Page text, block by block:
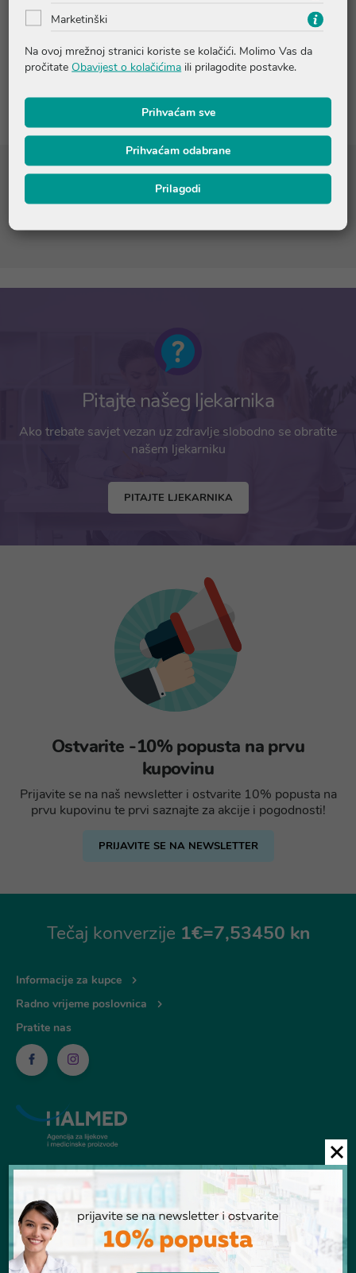
Sastojci
Lavandula angustifolia oil, Lavandula hybrida oil, Linalool,
Pitajte našeg ljekarnika
Ako trebate savjet vezan uz zdravlje slobodno se obratite
našem ljekarniku
PITAJTE LJEKARNIKA
Ostvarite -10% popusta na prvu
kupovinu
Prijavite se na naš newsletter i ostvarite 10% popusta na
prvu kupovinu te prvi saznajte za akcije i pogodnosti!
PRIJAVITE SE NA NEWSLETTER
Tečaj konverzije 1€=7,53450 kn
Informacije za kupce
Radno vrijeme poslovnica
Pratite nas
© Ljekarna Talan 2026
Marketinški
Na ovoj mrežnoj stranici koriste se kolačići. Molimo Vas da
pročitate Obavijest o kolačićima ili prilagodite postavke.
Prihvaćam sve
Prihvaćam odabrane
Prilagodi